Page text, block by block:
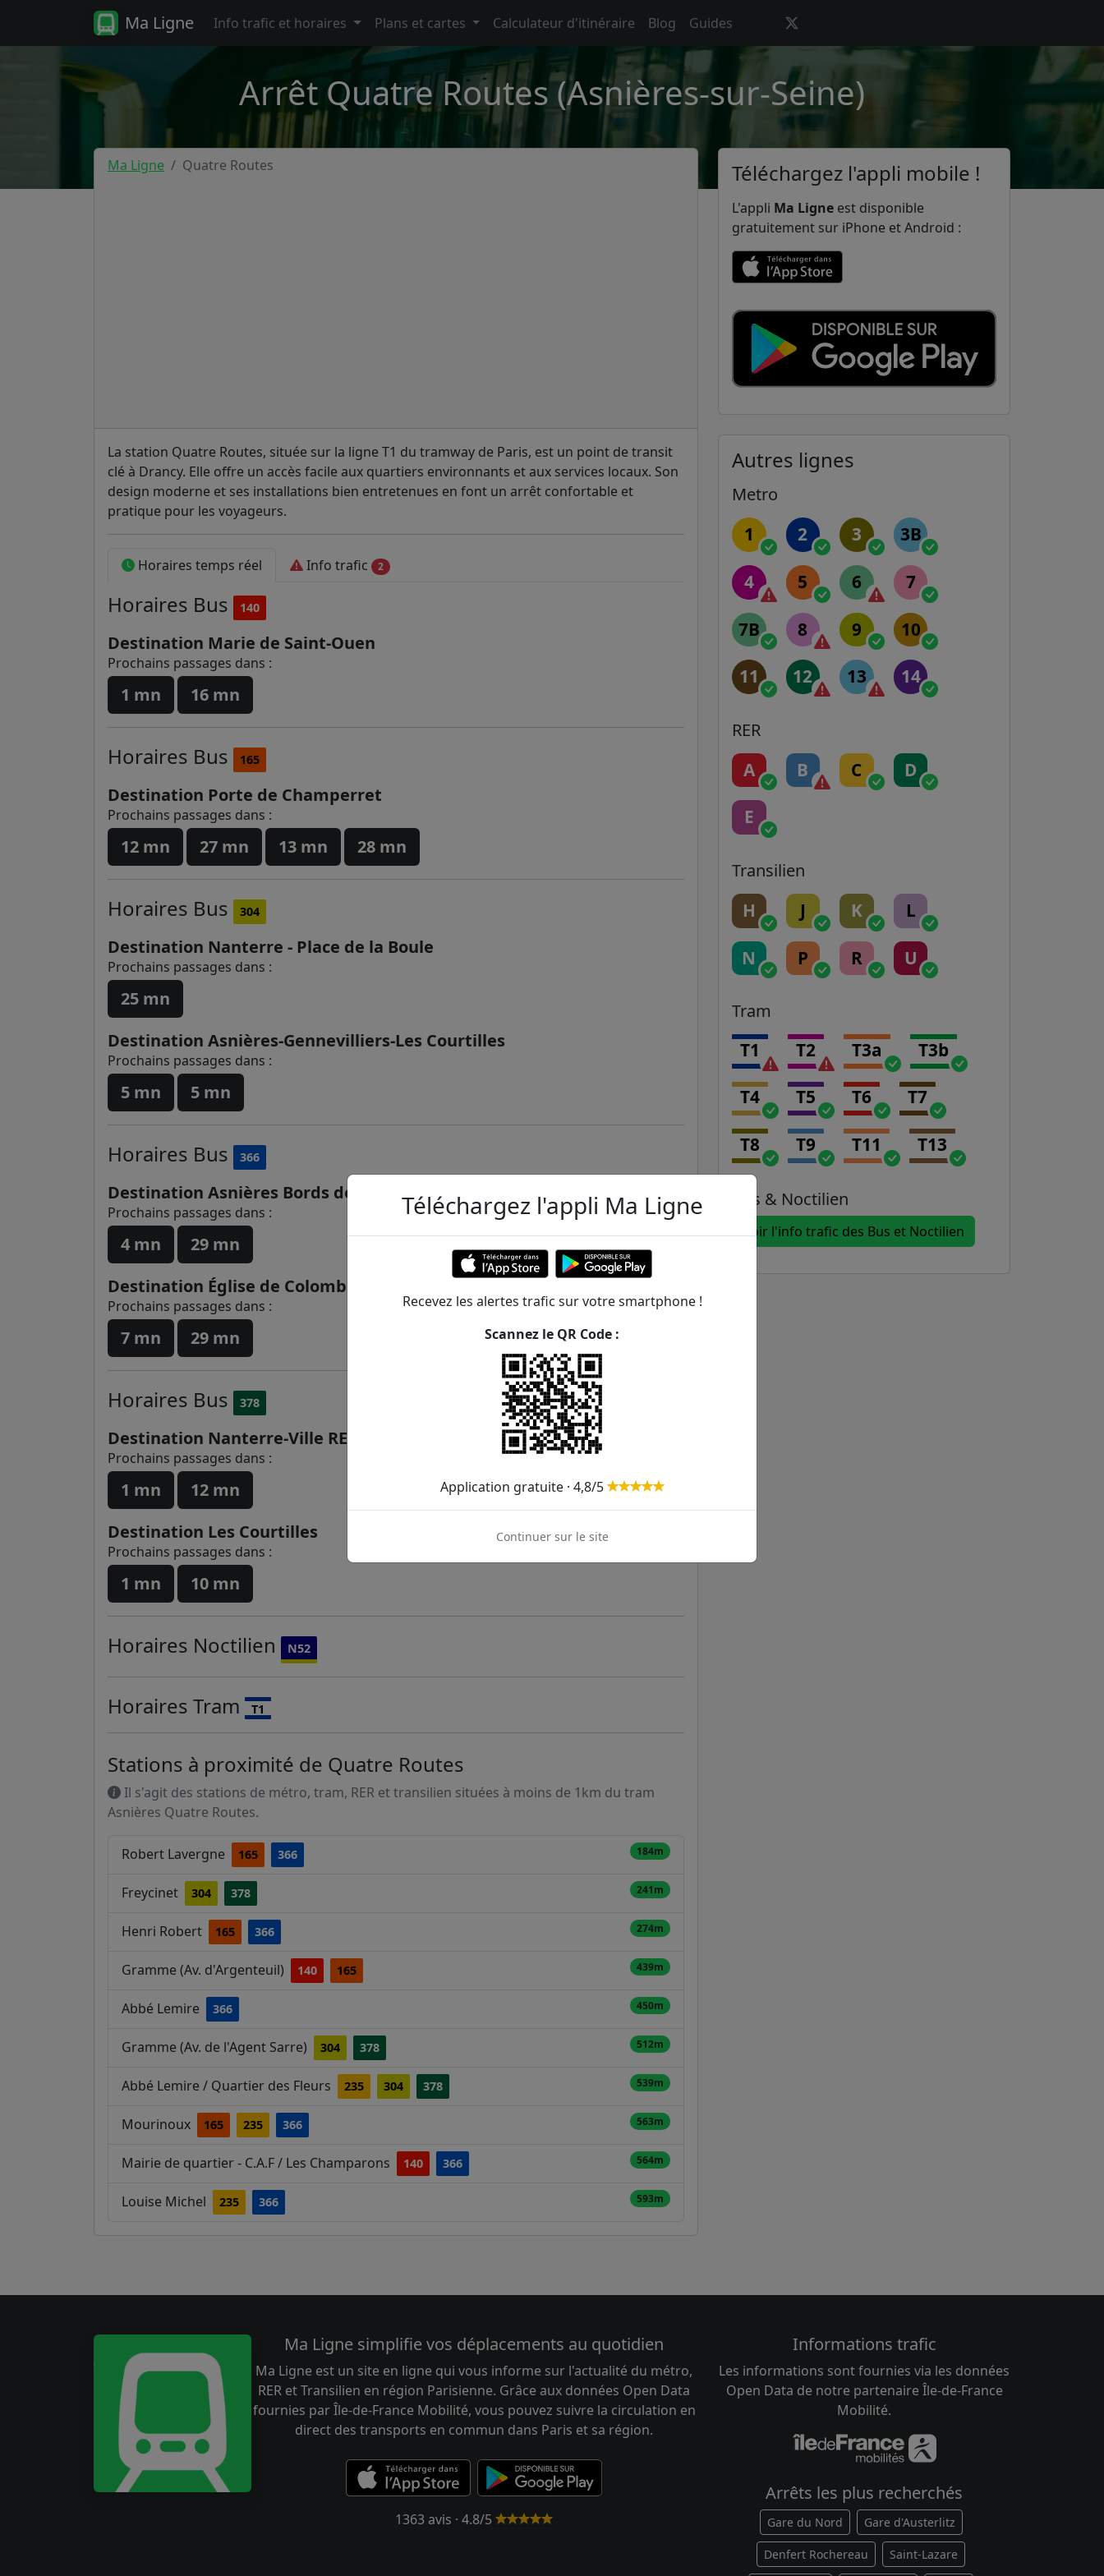
Ma Ligne Info trafic et horaires Plans et cartes Calculateur d'itinéraire Blog Guides
Arrêt Quatre Routes (Asnières-sur-Seine)
Ma Ligne Quatre Routes
La station Quatre Routes, située sur la ligne T1 du tramway de Paris, est un point de transit
clé à Drancy. Elle offre un accès facile aux quartiers environnants et aux services locaux. Son
design moderne et ses installations bien entretenues en font un arrêt confortable et
pratique pour les voyageurs.
Horaires temps réel Info trafic 2
Horaires Bus 140
Destination Marie de Saint-Ouen
Prochains passages dans :
1 mn 16 mn
Horaires Bus 165
Destination Porte de Champerret
Prochains passages dans :
12 mn 27 mn 13 mn 28 mn
Horaires Bus 304
Destination Nanterre - Place de la Boule
Prochains passages dans :
25 mn
Destination Asnières-Gennevilliers-Les Courtilles
Prochains passages dans :
5 mn 5 mn
Horaires Bus 366
Destination Asnières Bords de Seine
Prochains passages dans :
4 mn
29 mn
Destination Église de Colombes
Prochains passages dans :
7 mn 29 mn
Horaires Bus 378
Destination Nanterre-Ville RER -
Prochains passages dans :
1 mn
12 mn
Destination Les Courtilles
Prochains passages dans :
1 mn 10 mn
Horaires Noctilien N52
Horaires Tram T1
Stations à proximité de Quatre Routes
Il s'agit des stations de métro, tram, RER et transilien situées à moins de 1km du tram
Asnières Quatre Routes.
Robert Lavergne 165 366 184m
Freycinet 304 378 241m
Henri Robert 165 366 274m
Gramme (Av. d'Argenteuil) 140 165 439m
Abbé Lemire 366 450m
Gramme (Av. de l'Agent Sarre) 304 378 512m
Abbé Lemire / Quartier des Fleurs 235 304 378 539m
Mourinoux 165 235 366 563m
Mairie de quartier - C.A.F / Les Champarons 140 366 564m
Louise Michel 235 366 593m
Téléchargez l'appli mobile !
L'appli Ma Ligne est disponible
gratuitement sur iPhone et Android :
Autres lignes
Metro
1 2 3 3B
4 5 6 7
7B 8 9 10
11 12 13 14
RER
A B C D
E
Transilien
H J K L
N P R U
Tram
T1 T2 T3a T3b
T4 T5 T6 T7
T8 T9 T11 T13
Bus & Noctilien
Voir l'info trafic des Bus et Noctilien
Ma Ligne simplifie vos déplacements au quotidien
Ma Ligne est un site en ligne qui vous informe sur l'actualité du métro,
RER et Transilien en région Parisienne. Grâce aux données Open Data
fournies par Île-de-France Mobilité, vous pouvez suivre la circulation en
direct des transports en commun dans Paris et sa région.
1363 avis · 4.8/5
Informations trafic
Les informations sont fournies via les données
Open Data de notre partenaire Île-de-France
Mobilité.
Arrêts les plus recherchés
Gare du Nord Gare d'Austerlitz
Denfert Rochereau Saint-Lazare
Téléchargez l'appli Ma Ligne
Recevez les alertes trafic sur votre smartphone !
Scannez le QR Code :
Application gratuite · 4,8/5
Continuer sur le site